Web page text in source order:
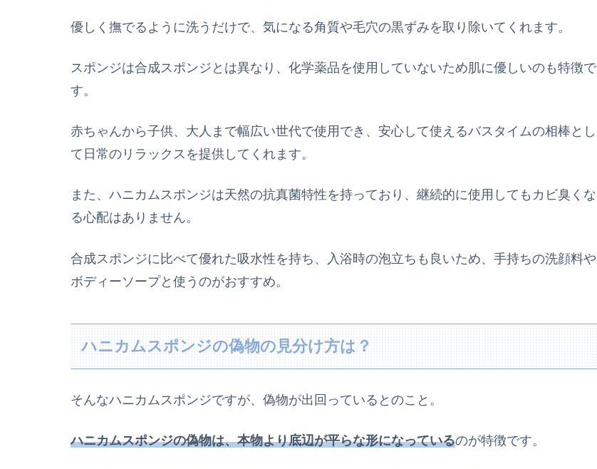
優しく撫でるように洗うだけで、気になる角質や毛穴の黒ずみを取り除いてくれます。
スポンジは合成スポンジとは異なり、化学薬品を使用していないため肌に優しいのも特徴で
す。
赤ちゃんから子供、大人まで幅広い世代で使用でき、安心して使えるバスタイムの相棒とし
て日常のリラックスを提供してくれます。
また、ハニカムスポンジは天然の抗真菌特性を持っており、継続的に使用してもカビ臭くな
る心配はありません。
合成スポンジに比べて優れた吸水性を持ち、入浴時の泡立ちも良いため、手持ちの洗顔料や
ボディーソープと使うのがおすすめ。
ハニカムスポンジの偽物の見分け方は？
そんなハニカムスポンジですが、偽物が出回っている とのこと。
ハニカムスポンジの偽物は、本物より底辺が平らな形になっているのが特徴です。